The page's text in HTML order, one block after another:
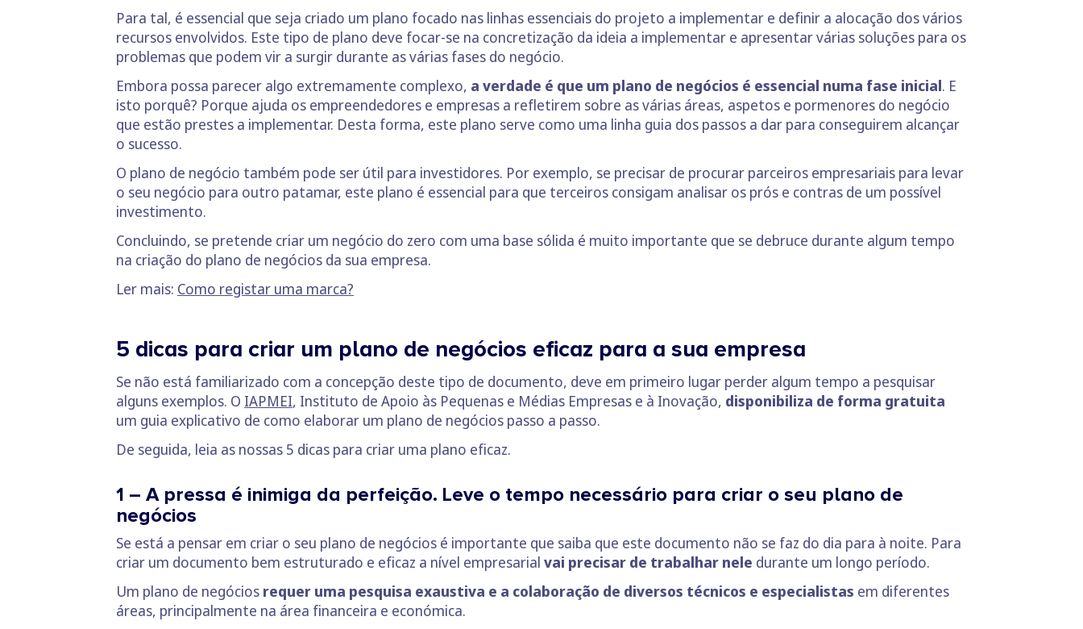
Para tal, é essencial que seja criado um plano focado nas linhas essenciais do projeto a implementar e definir a alocação dos vários
recursos envolvidos. Este tipo de plano deve focar-se na concretização da ideia a implementar e apresentar várias soluções para os
problemas que podem vir a surgir durante as várias fases do negócio.
Embora possa parecer algo extremamente complexo, a verdade é que um plano de negócios é essencial numa fase inicial. E
isto porquê? Porque ajuda os empreendedores e empresas a refletirem sobre as várias áreas, aspetos e pormenores do negócio
que estão prestes a implementar. Desta forma, este plano serve como uma linha guia dos passos a dar para conseguirem alcançar
o sucesso.
O plano de negócio também pode ser útil para investidores. Por exemplo, se precisar de procurar parceiros empresariais para levar
o seu negócio para outro patamar, este plano é essencial para que terceiros consigam analisar os prós e contras de um possível
investimento.
Concluindo, se pretende criar um negócio do zero com uma base sólida é muito importante que se debruce durante algum tempo
na criação do plano de negócios da sua empresa.
Ler mais: Como registar uma marca?
5 dicas para criar um plano de negócios eficaz para a sua empresa
Se não está familiarizado com a concepção deste tipo de documento, deve em primeiro lugar perder algum tempo a pesquisar
alguns exemplos. O IAPMEI, Instituto de Apoio às Pequenas e Médias Empresas e à Inovação, disponibiliza de forma gratuita
um guia explicativo de como elaborar um plano de negócios passo a passo.
De seguida, leia as nossas 5 dicas para criar uma plano eficaz.
1 – A pressa é inimiga da perfeição. Leve o tempo necessário para criar o seu plano de
negócios
Se está a pensar em criar o seu plano de negócios é importante que saiba que este documento não se faz do dia para à noite. Para
criar um documento bem estruturado e eficaz a nível empresarial vai precisar de trabalhar nele durante um longo período.
Um plano de negócios requer uma pesquisa exaustiva e a colaboração de diversos técnicos e especialistas em diferentes
áreas, principalmente na área financeira e económica.